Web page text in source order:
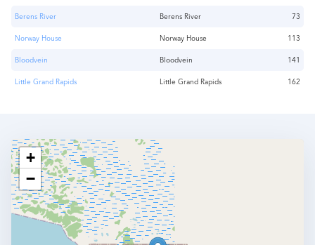
Berens River Berens River 73
Norway House Norway House 113
Bloodvein Bloodvein 141
Little Grand Rapids Little Grand Rapids 162
+
−